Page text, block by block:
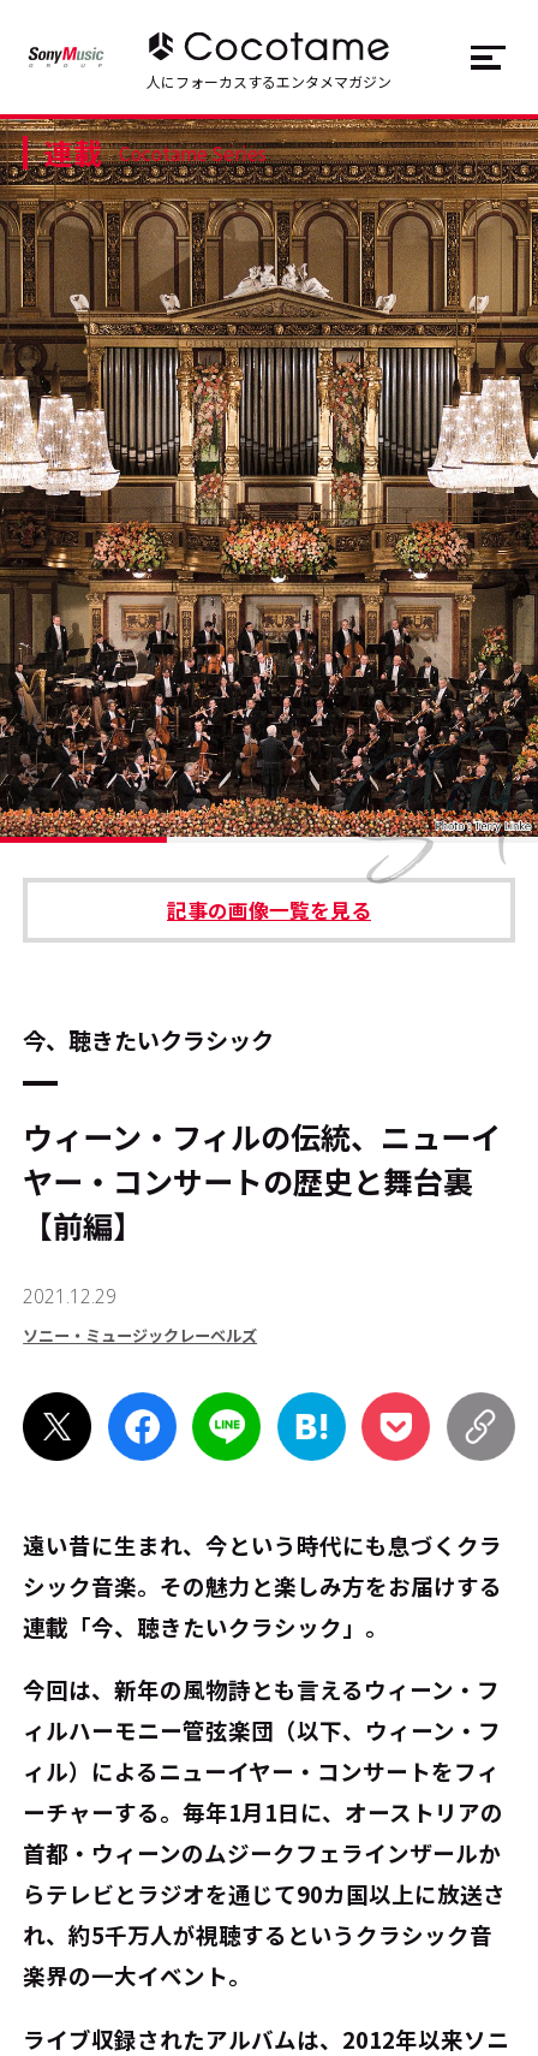
トップ Top
記事一覧 Articles
連載一覧 Series
Cocotameとは About
#エンタメ業界のちょっといい話
#サステナブルな取り組み #スタッフが語る
#リクルート
運営会社 プライバシーポリシー
本サイトご利用にあたって Cookie Settings
JP EN
人にフォーカスするエンタメマガジン
連載 Cocotame Series
記事の画像一覧を見る
今、聴きたいクラシック
ウィーン・フィルの伝統、ニューイ
ヤー・コンサートの歴史と舞台裏
【前編】
2021.12.29
ソニー・ミュージックレーベルズ
遠い昔に生まれ、今という時代にも息づくクラ
シック音楽。その魅力と楽しみ方をお届けする
連載「今、聴きたいクラシック」。
今回は、新年の風物詩とも言えるウィーン・フ
ィルハーモニー管弦楽団（以下、ウィーン・フ
ィル）によるニューイヤー・コンサートをフィ
ーチャーする。毎年1月1日に、オーストリアの
首都・ウィーンのムジークフェラインザールか
らテレビとラジオを通じて90カ国以上に放送さ
れ、約5千万人が視聴するというクラシック音
楽界の一大イベント。
ライブ収録されたアルバムは、2012年以来ソニ